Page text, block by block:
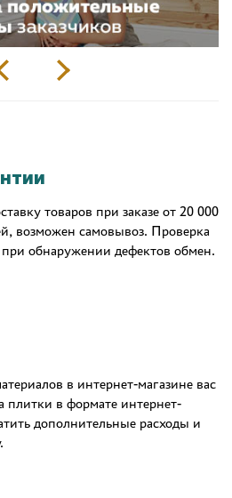
товаров при заказе от 20 000
возможен самовывоз. Проверка
обнаружении дефектов обмен.
в интернет-магазине вас
плитки в формате интернет-
дополнительные расходы и